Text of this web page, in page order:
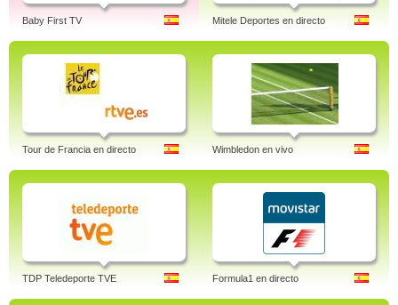
Baby First TV Mitele Deportes en directo
Tour de Francia en directo Wimbledon en vivo
TDP Teledeporte TVE Formula1 en directo